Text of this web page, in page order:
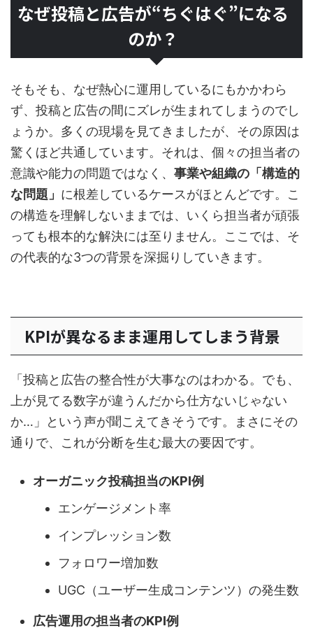
なぜ投稿と広告が“ちぐはぐ”になる
のか？
そもそも、なぜ熱心に運用しているにもかかわら
ず、投稿と広告の間にズレが生まれてしまうのでし
ょうか。多くの現場を見てきましたが、その原因は
驚くほど共通しています。それは、個々の担当者の
意識や能力の問題ではなく、 事業や組織の「構造的
な問題」 に根差しているケースがほとんどです。こ
の構造を理解しないままでは、いくら担当者が頑張
っても根本的な解決には至りません。ここでは、そ
の代表的な3つの背景を深掘りしていきます。
KPIが異なるまま運用してしまう背景
「投稿と広告の整合性が大事なのはわかる。でも、
上が見てる数字が違うんだから仕方ないじゃない
か…」という声が聞こえてきそうです。まさにその
通りで、これが分断を生む最大の要因です。
オーガニック投稿担当のKPI例
エンゲージメント率
インプレッション数
フォロワー増加数
UGC（ユーザー生成コンテンツ）の発生数
広告運用の担当者のKPI例